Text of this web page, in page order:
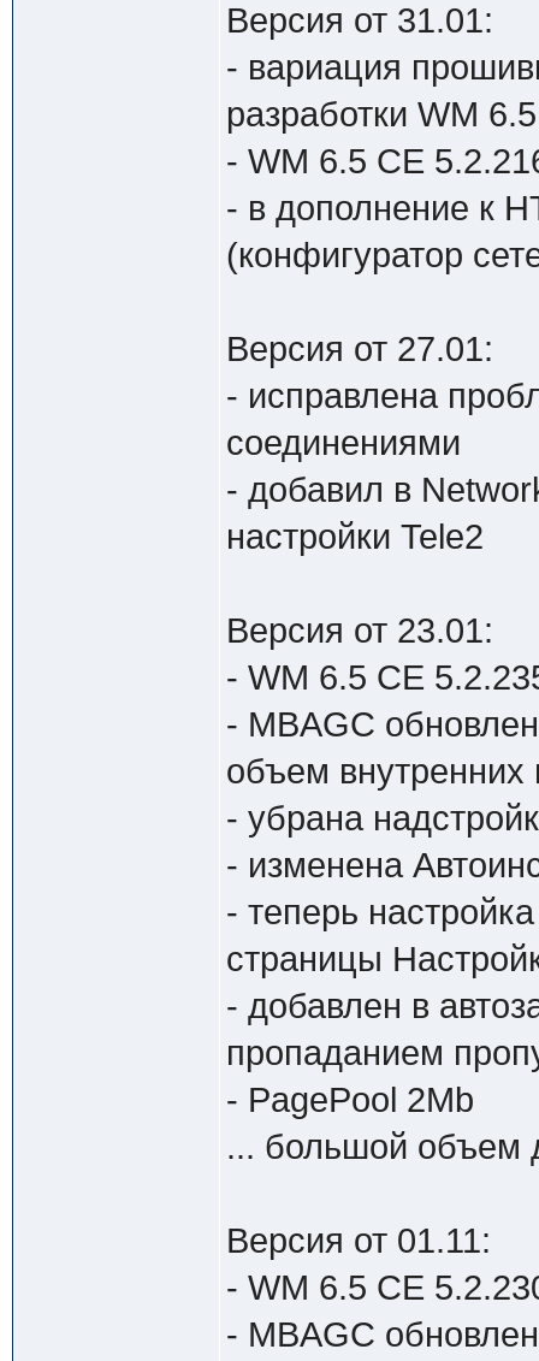
Версия от 31.01:
- вариация
разработки WM 6.5
- WM 6.5 CE
- в дополнение к
(конфигуратор
Версия от 27.01:
- исправлена
соединениями
- добавил в
настройки Tele2
Версия от 23.01:
- WM 6.5 CE
- MBAGC
объем
- убрана
- изменена
- теперь
страницы
- добавлен в
пропаданием
- PagePool 2Mb
... большой объем
Версия от 01.11:
- WM 6.5 CE
- MBAGC